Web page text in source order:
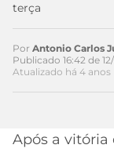
DE
2026
TIMES
MEU
TIME
SÉRIE
terça
Por Antonio Carlos
Publicado 16:42 de
Atualizado há 4 anos
Após a vitória